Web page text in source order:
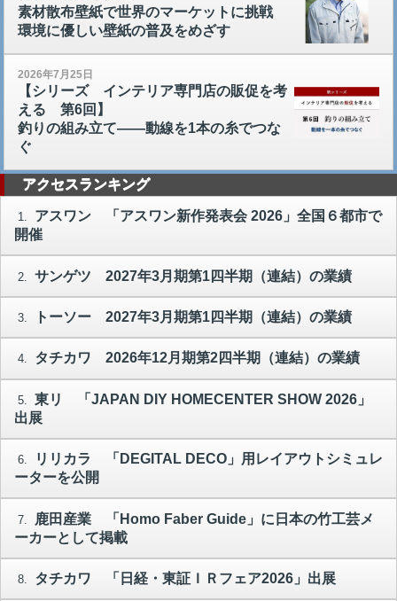
素材散布壁紙で世界のマーケットに挑戦
環境に優しい壁紙の普及をめざす
2026年7月25日
【シリーズ インテリア専門店の販促を考
える 第6回】
釣りの組み立て――動線を1本の糸でつな
ぐ
アクセスランキング
1.
アスワン 「アスワン新作発表会 2026」全国６都市で
開催
2. サンゲツ 2027年3月期第1四半期（連結）の業績
3. トーソー 2027年3月期第1四半期（連結）の業績
4. タチカワ 2026年12月期第2四半期（連結）の業績
5.
東リ 「JAPAN DIY HOMECENTER SHOW 2026」
出展
6.
リリカラ 「DEGITAL DECO」用レイアウトシミュレ
ーターを公開
7.
鹿田産業 「Homo Faber Guide」に日本の竹工芸メ
ーカーとして掲載
8. タチカワ 「日経・東証ＩＲフェア2026」出展